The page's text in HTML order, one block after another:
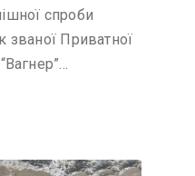
спроби
званої Приватної